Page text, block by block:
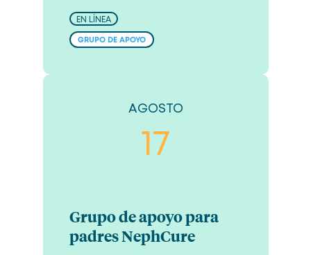
EN LÍNEA
GRUPO DE APOYO
AGOSTO
17
Grupo de apoyo para
padres NephCure